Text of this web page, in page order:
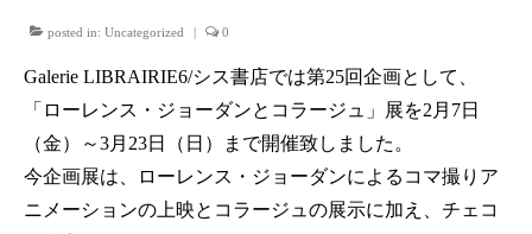
posted in: Uncategorized 0
Galerie LIBRAIRIE6/シス書店では第25回企画として、
「ローレンス・ジョーダンとコラージュ」展を2月7日
（金）～3月23日（日）まで開催致しました。
今企画展は、ローレンス・ジョーダンによるコマ撮りア
ニメーションの上映とコラージュの展示に加え、チェコ